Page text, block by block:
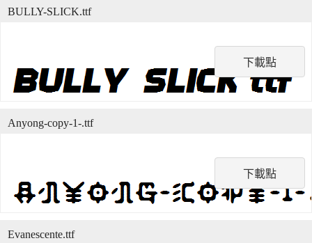
下載點
BULLY-SLICK.ttf
下載點
Anyong-copy-1-.ttf
Evanescente.ttf